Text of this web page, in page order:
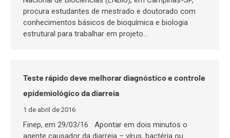
procura estudantes de mestrado e doutorado com
conhecimentos básicos de bioquímica e biologia
estrutural para trabalhar em projeto…
Teste rápido deve melhorar diagnóstico e controle
epidemiológico da diarreia
1 de abril de 2016
Finep, em 29/03/16 Apontar em dois minutos o
agente causador da diarreia – vírus, bactéria ou